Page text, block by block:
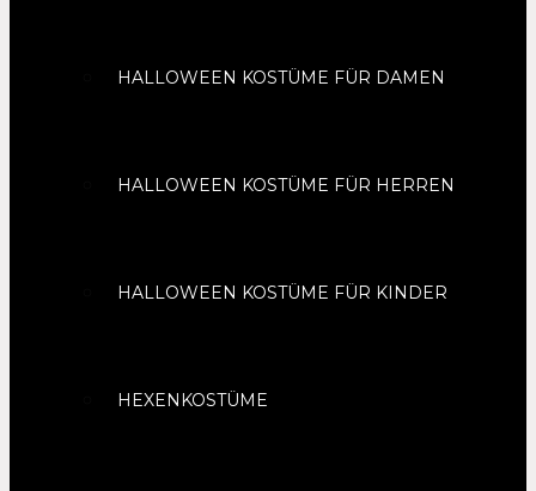
HALLOWEEN KOSTÜME FÜR DAMEN
HALLOWEEN KOSTÜME FÜR HERREN
HALLOWEEN KOSTÜME FÜR KINDER
HEXENKOSTÜME